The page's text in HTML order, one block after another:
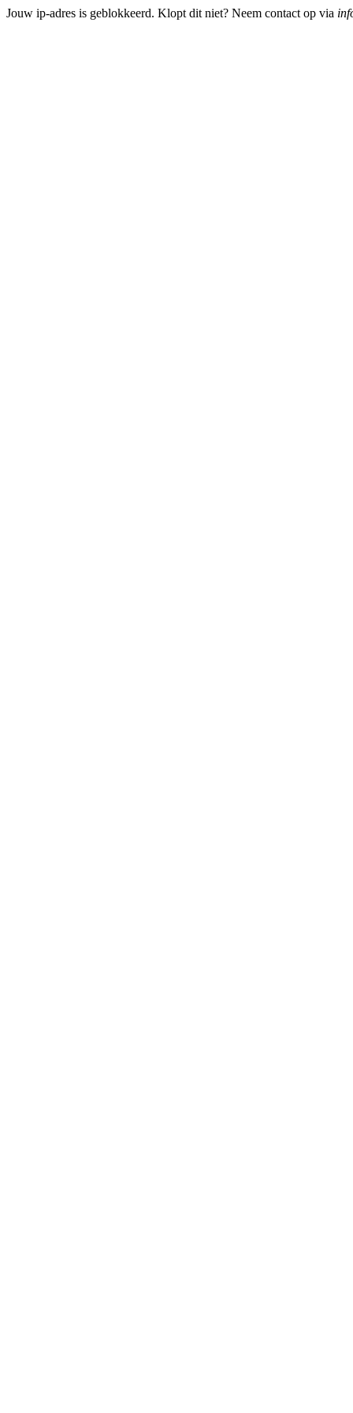
Jouw ip-adres is geblokkeerd. Klopt dit niet? Neem contact op via